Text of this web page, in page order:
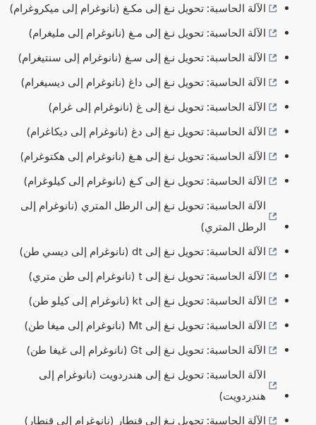
الآلة الحاسبة: تحويل نـغ إلى مكـغ (نانوغرام إلى ميكروغرام)
الآلة الحاسبة: تحويل نـغ إلى مـغ (نانوغرام إلى مليغرام)
الآلة الحاسبة: تحويل نـغ إلى سـغ (نانوغرام إلى سنتيغرام)
الآلة الحاسبة: تحويل نـغ إلى داغ (نانوغرام إلى ديسيغرام)
الآلة الحاسبة: تحويل نـغ إلى غ (نانوغرام إلى غرام)
الآلة الحاسبة: تحويل نـغ إلى دغ (نانوغرام إلى ديكاغرام)
الآلة الحاسبة: تحويل نـغ إلى هـغ (نانوغرام إلى هكتوغرام)
الآلة الحاسبة: تحويل نـغ إلى كـغ (نانوغرام إلى كيلوغرام)
الآلة الحاسبة: تحويل نـغ إلى الرطل المتري (نانوغرام إلى
الرطل المتري)
الآلة الحاسبة: تحويل نـغ إلى dt (نانوغرام إلى ديسي طن)
الآلة الحاسبة: تحويل نـغ إلى t (نانوغرام إلى طن متري)
الآلة الحاسبة: تحويل نـغ إلى kt (نانوغرام إلى كيلو طن)
الآلة الحاسبة: تحويل نـغ إلى Mt (نانوغرام إلى ميغا طن)
الآلة الحاسبة: تحويل نـغ إلى Gt (نانوغرام إلى غيغا طن)
الآلة الحاسبة: تحويل نـغ إلى هندردويت (نانوغرام إلى
هندردويت)
الآلة الحاسبة: تحويل نـغ إلى قنطار (نانوغرام إلى قنطار)